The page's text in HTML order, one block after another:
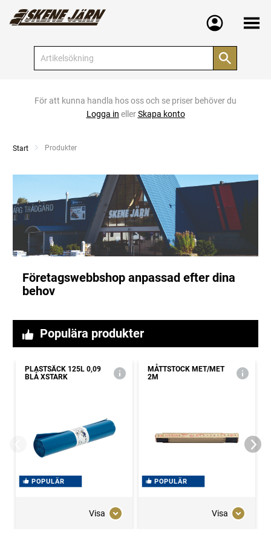
Meny
För att kunna handla hos oss och se priser behöver du
Logga in ellerSkapa konto
Start Current:
Produkter
Företagswebbshop anpassad efter dina
behov
Populära produkter
PLASTSÄCK 125L 0,09
BLÅ XSTARK
POPULÄR
Visa
MÅTTSTOCK MET/MET
2M
POPULÄR
Visa